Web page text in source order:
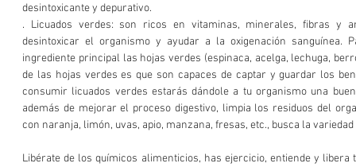
desintoxicante y depurativo.
. Licuados verdes: son ricos en vitaminas, minerales, fibras y
desintoxicar el organismo y ayudar a la oxigenación sanguínea.
ingrediente principal las hojas verdes (espinaca, acelga, lechuga,
de las hojas verdes es que son capaces de captar y guardar los
consumir licuados verdes estarás dándole a tu organismo una
además de mejorar el proceso digestivo, limpia los residuos del
con naranja, limón, uvas, apio, manzana, fresas, etc., busca la
Libérate de los químicos alimenticios, has ejercicio, entiende y libera